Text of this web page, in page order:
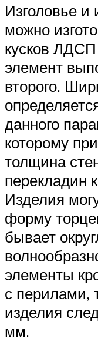
Изголовье и
можно
кусков
элемент
второго.
данного
которому
толщина
перекладин
Изделия
форму
бывает
элементы
с перилами,
изделия
мм.